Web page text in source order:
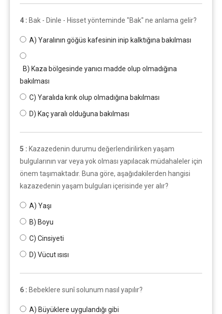
4 : Bak - Dinle - Hisset yönteminde "Bak" ne anlama gelir?
A) Yaralının göğüs kafesinin inip kalktığına bakılması
B) Kaza bölgesinde yanıcı madde olup olmadığına
bakılması
C) Yaralıda kırık olup olmadığına bakılması
D) Kaç yaralı olduğuna bakılması
5 : Kazazedenin durumu değerlendirilirken yaşam
bulgularının var veya yok olması yapılacak müdahaleler için
önem taşımaktadır. Buna göre, aşağıdakilerden hangisi
kazazedenin yaşam bulguları içerisinde yer alır?
A) Yaşı
B) Boyu
C) Cinsiyeti
D) Vücut ısısı
6 : Bebeklere sunî solunum nasıl yapılır?
A) Büyüklere uygulandığı gibi